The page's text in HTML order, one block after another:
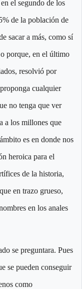
el segundo de los
de la población de
sacar a más, como sí
porque, en el último
resolvió por
cualquier
no tenga que ver
a los millones que
es en donde nos
heroica para el
de la historia,
en trazo grueso,
en los anales
se preguntara. Pues
se pueden conseguir
como